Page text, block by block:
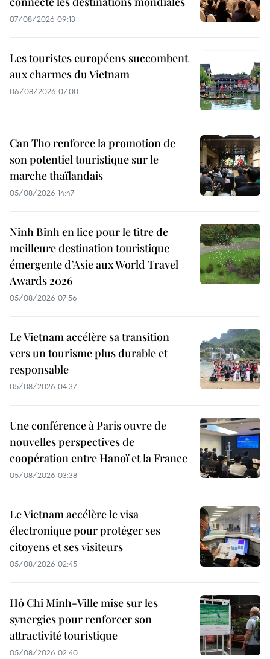
07/08/2026 09:13
Les touristes européens succombent
aux charmes du Vietnam
06/08/2026 07:00
Can Tho renforce la promotion de
son potentiel touristique sur le
marche thaïlandais
05/08/2026 14:47
Ninh Binh en lice pour le titre de
meilleure destination touristique
émergente d’Asie aux World Travel
Awards 2026
05/08/2026 07:56
Le Vietnam accélère sa transition
vers un tourisme plus durable et
responsable
05/08/2026 04:37
Une conférence à Paris ouvre de
nouvelles perspectives de
coopération entre Hanoï et la France
05/08/2026 03:38
Le Vietnam accélère le visa
électronique pour protéger ses
citoyens et ses visiteurs
05/08/2026 02:45
Hô Chi Minh-Ville mise sur les
synergies pour renforcer son
attractivité touristique
05/08/2026 02:40